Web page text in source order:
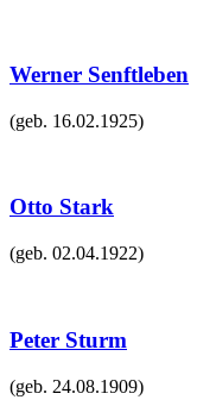
Werner Senftleben
(geb. 16.02.1925)
Otto Stark
(geb. 02.04.1922)
Peter Sturm
(geb. 24.08.1909)